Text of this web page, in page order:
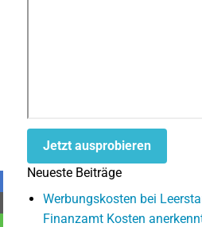
Jetzt ausprobieren
Neueste Beiträge
Werbungskosten bei
Finanzamt Kosten